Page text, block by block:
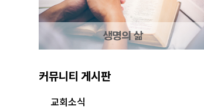
커뮤니티 게시판
교회소식